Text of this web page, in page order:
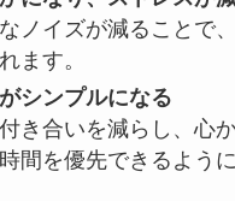
ノイズが減ることで
ます。
シンプルになる
き合いを減らし、心
間を優先できるように